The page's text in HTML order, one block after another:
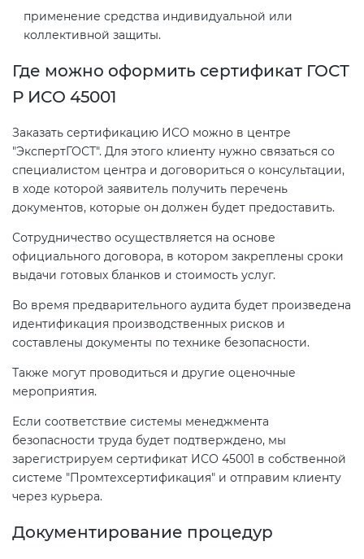
применение средства индивидуальной или
коллективной защиты.
Где можно оформить сертификат ГОСТ
Р ИСО 45001
Заказать сертификацию ИСО можно в центре
"ЭкспертГОСТ". Для этого клиенту нужно связаться со
специалистом центра и договориться о консультации,
в ходе которой заявитель получить перечень
документов, которые он должен будет предоставить.
Сотрудничество осуществляется на основе
официального договора, в котором закреплены сроки
выдачи готовых бланков и стоимость услуг.
Во время предварительного аудита будет произведена
идентификация производственных рисков и
составлены документы по технике безопасности.
Также могут проводиться и другие оценочные
мероприятия.
Если соответствие системы менеджмента
безопасности труда будет подтверждено, мы
зарегистрируем сертификат ИСО 45001 в собственной
системе "Промтехсертификация" и отправим клиенту
через курьера.
Документирование процедур